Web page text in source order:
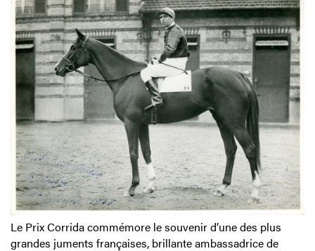
Le Prix Corrida commémore le souvenir d’une des plus
grandes juments françaises, brillante ambassadrice de